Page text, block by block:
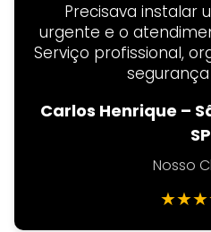
Precisava instalar
urgente e o
Serviço profissional,
Carlos Henrique –
SP
Nosso
★★★